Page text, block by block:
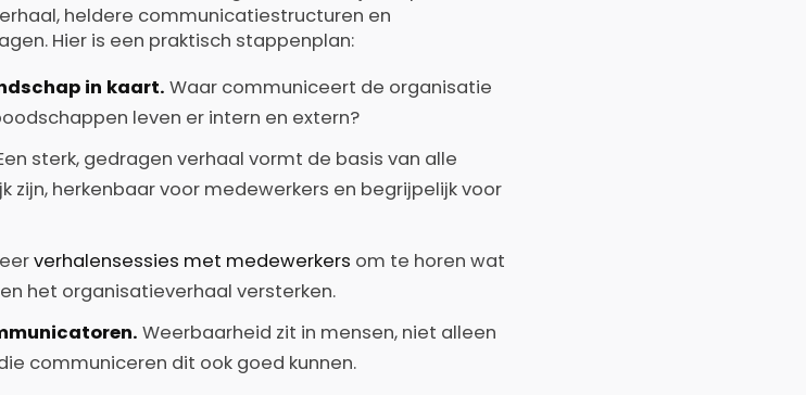
heldere communicatiestructuren en
Hier is een praktisch stappenplan:
in kaart. Waar communiceert de organisatie
leven er intern en extern?
sterk, gedragen verhaal vormt de basis van alle
zijn, herkenbaar voor medewerkers en begrijpelijk voor
verhalensessies met medewerkers om te horen wat
het organisatieverhaal versterken.
Weerbaarheid zit in mensen, niet alleen
communiceren dit ook goed kunnen.